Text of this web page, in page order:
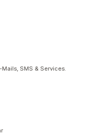
SMS & Services.